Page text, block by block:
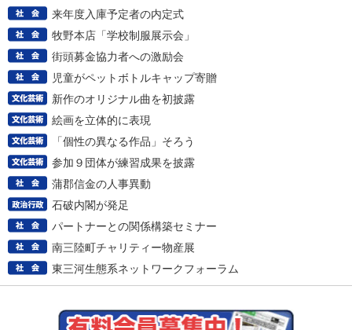
来年度入庫予定者の内定式
牧野本店「学校制服展示会」
街頭募金協力者への激励会
児童がペットボトルキャップ寄贈
新作のオリジナル曲を初披露
絵画を立体的に表現
「個性の異なる作品」そろう
参加９団体が練習成果を披露
蒲郡信金の人事異動
石破内閣が発足
パートナーとの関係構築セミナー
南三陸町チャリティー物産展
東三河生態系ネットワークフォーラム